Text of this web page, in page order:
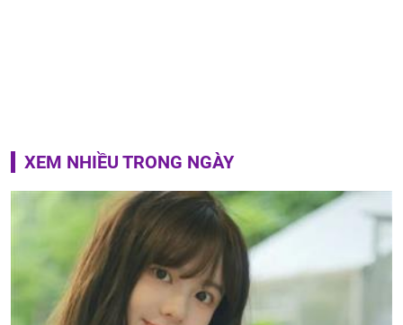
XEM NHIỀU TRONG NGÀY